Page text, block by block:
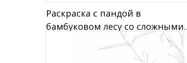
Раскраска с пандой в
бамбуковом лесу со сложными